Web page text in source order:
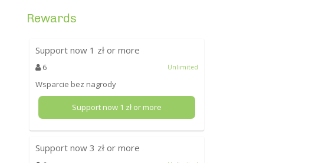
Rewards
Support now 1 zł or more
6 Unlimited
Wsparcie bez nagrody
Support now 1 zł or more
Support now3 zł or more